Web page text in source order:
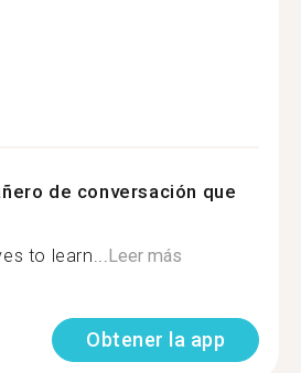
de conversación que
to learn...Leer más
Obtener la app